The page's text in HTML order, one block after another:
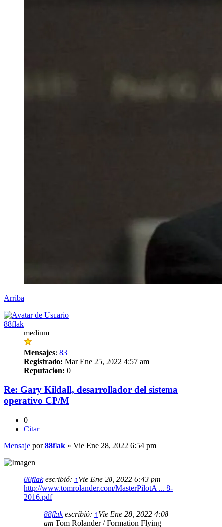
Arriba
88flak
medium
Mensajes: 83
Registrado: Mar Ene 25, 2022 4:57 am
Reputación: 0
Re: Gary Kildall, desarrollador del sistema
operativo CP/M
0
Citar
Mensaje por88flak » Vie Ene 28, 2022 6:54 pm
88flakescribió: ↑Vie Ene 28, 2022 6:43 pm
http://www.tomrolander.com/MasterPilotA ... 8-
2016.pdf
88flakescribió: ↑Vie Ene 28, 2022 4:08
am Tom Rolander / Formation Flying